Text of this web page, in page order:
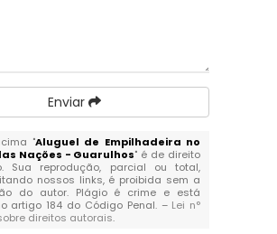
Enviar
"Aluguel de Empilhadeira no
Nações - Guarulhos" é de direito
Sua reprodução, parcial ou total,
nossos links, é proibida sem a
do autor. Plágio é crime e está
artigo 184 do Código Penal. – Lei n°
direitos autorais.